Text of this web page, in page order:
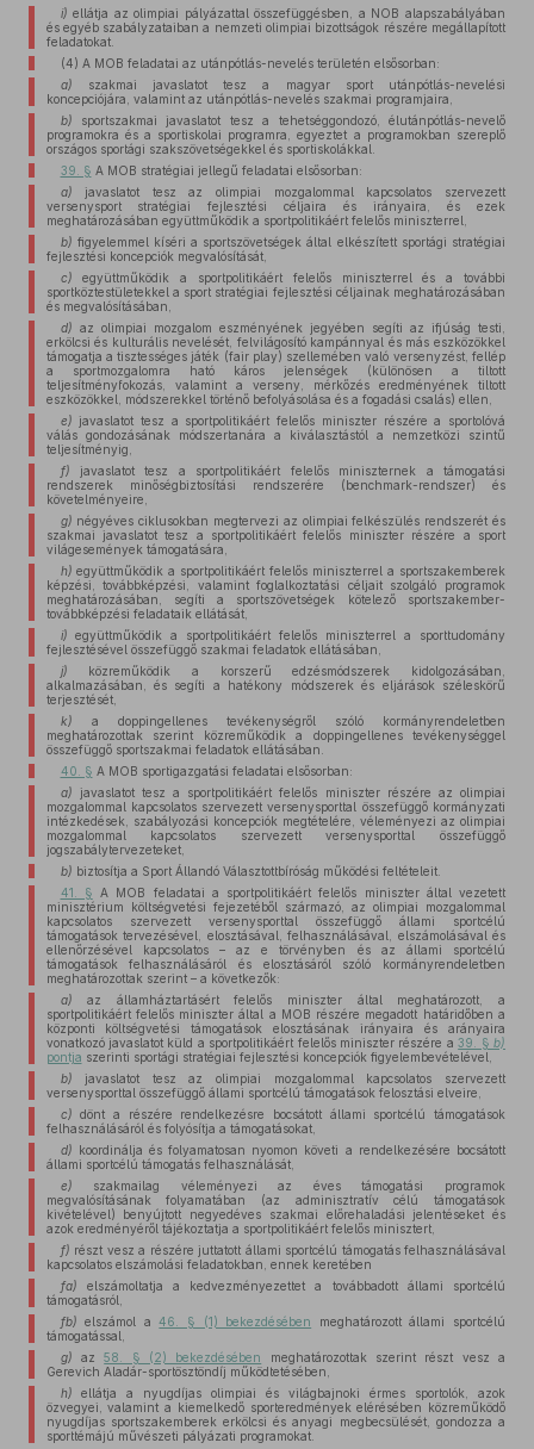
i) ellátja az olimpiai pályázattal összefüggésben, a NOB alapszabályában
és egyéb szabályzataiban a nemzeti olimpiai bizottságok részére megállapított
feladatokat.
(4) A MOB feladatai az utánpótlás-nevelés területén elsősorban:
a) szakmai javaslatot tesz a magyar sport utánpótlás-nevelési
koncepciójára, valamint az utánpótlás-nevelés szakmai programjaira,
b) sportszakmai javaslatot tesz a tehetséggondozó, élutánpótlás-nevelő
programokra és a sportiskolai programra, egyeztet a programokban szereplő
országos sportági szakszövetségekkel és sportiskolákkal.
39. § A MOB stratégiai jellegű feladatai elsősorban:
a) javaslatot tesz az olimpiai mozgalommal kapcsolatos szervezett
versenysport stratégiai fejlesztési céljaira és irányaira, és ezek
meghatározásában együttműködik a sportpolitikáért felelős miniszterrel,
b) figyelemmel kíséri a sportszövetségek által elkészített sportági stratégiai
fejlesztési koncepciók megvalósítását,
c) együttműködik a sportpolitikáért felelős miniszterrel és a további
sportköztestületekkel a sport stratégiai fejlesztési céljainak meghatározásában
és megvalósításában,
d) az olimpiai mozgalom eszményének jegyében segíti az ifjúság testi,
erkölcsi és kulturális nevelését, felvilágosító kampánnyal és más eszközökkel
támogatja a tisztességes játék (fair play) szellemében való versenyzést, fellép
a sportmozgalomra ható káros jelenségek (különösen a tiltott
teljesítményfokozás, valamint a verseny, mérkőzés eredményének tiltott
eszközökkel, módszerekkel történő befolyásolása és a fogadási csalás) ellen,
e) javaslatot tesz a sportpolitikáért felelős miniszter részére a sportolóvá
válás gondozásának módszertanára a kiválasztástól a nemzetközi szintű
teljesítményig,
f) javaslatot tesz a sportpolitikáért felelős miniszternek a támogatási
rendszerek minőségbiztosítási rendszerére (benchmark-rendszer) és
követelményeire,
g) négyéves ciklusokban megtervezi az olimpiai felkészülés rendszerét és
szakmai javaslatot tesz a sportpolitikáért felelős miniszter részére a sport
világesemények támogatására,
h) együttműködik a sportpolitikáért felelős miniszterrel a sportszakemberek
képzési, továbbképzési, valamint foglalkoztatási céljait szolgáló programok
meghatározásában, segíti a sportszövetségek kötelező sportszakember-
továbbképzési feladataik ellátását,
i) együttműködik a sportpolitikáért felelős miniszterrel a sporttudomány
fejlesztésével összefüggő szakmai feladatok ellátásában,
j) közreműködik a korszerű edzésmódszerek kidolgozásában,
alkalmazásában, és segíti a hatékony módszerek és eljárások széleskörű
terjesztését,
k) a doppingellenes tevékenységről szóló kormányrendeletben
meghatározottak szerint közreműködik a doppingellenes tevékenységgel
összefüggő sportszakmai feladatok ellátásában.
40. § A MOB sportigazgatási feladatai elsősorban:
a) javaslatot tesz a sportpolitikáért felelős miniszter részére az olimpiai
mozgalommal kapcsolatos szervezett versenysporttal összefüggő kormányzati
intézkedések, szabályozási koncepciók megtételére, véleményezi az olimpiai
mozgalommal kapcsolatos szervezett versenysporttal összefüggő
jogszabálytervezeteket,
b) biztosítja a Sport Állandó Választottbíróság működési feltételeit.
41. § A MOB feladatai a sportpolitikáért felelős miniszter által vezetett
minisztérium költségvetési fejezetéből származó, az olimpiai mozgalommal
kapcsolatos szervezett versenysporttal összefüggő állami sportcélú
támogatások tervezésével, elosztásával, felhasználásával, elszámolásával és
ellenőrzésével kapcsolatos – az e törvényben és az állami sportcélú
támogatások felhasználásáról és elosztásáról szóló kormányrendeletben
meghatározottak szerint – a következők:
a) az államháztartásért felelős miniszter által meghatározott, a
sportpolitikáért felelős miniszter által a MOB részére megadott határidőben a
központi költségvetési támogatások elosztásának irányaira és arányaira
vonatkozó javaslatot küld a sportpolitikáért felelős miniszter részére a39. §b)
pontja szerinti sportági stratégiai fejlesztési koncepciók figyelembevételével,
b) javaslatot tesz az olimpiai mozgalommal kapcsolatos szervezett
versenysporttal összefüggő állami sportcélú támogatások felosztási elveire,
c) dönt a részére rendelkezésre bocsátott állami sportcélú támogatások
felhasználásáról és folyósítja a támogatásokat,
d) koordinálja és folyamatosan nyomon követi a rendelkezésére bocsátott
állami sportcélú támogatás felhasználását,
e) szakmailag véleményezi az éves támogatási programok
megvalósításának folyamatában (az adminisztratív célú támogatások
kivételével) benyújtott negyedéves szakmai előrehaladási jelentéseket és
azok eredményéről tájékoztatja a sportpolitikáért felelős minisztert,
f) részt vesz a részére juttatott állami sportcélú támogatás felhasználásával
kapcsolatos elszámolási feladatokban, ennek keretében
fa) elszámoltatja a kedvezményezettet a továbbadott állami sportcélú
támogatásról,
fb) elszámol a46. § (1) bekezdésében meghatározott állami sportcélú
támogatással,
g) az58. § (2) bekezdésében
meghatározottak szerint részt vesz a
Gerevich Aladár-sportösztöndíj működtetésében,
h) ellátja a nyugdíjas olimpiai és világbajnoki érmes sportolók, azok
özvegyei, valamint a kiemelkedő sporteredmények elérésében közreműködő
nyugdíjas sportszakemberek erkölcsi és anyagi megbecsülését, gondozza a
sporttémájú művészeti pályázati programokat.